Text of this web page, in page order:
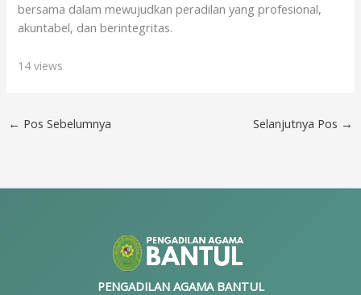
bersama dalam mewujudkan peradilan yang profesional,
akuntabel, dan berintegritas.
14 views
← Pos Sebelumnya Selanjutnya Pos →
PENGADILAN AGAMA BANTUL